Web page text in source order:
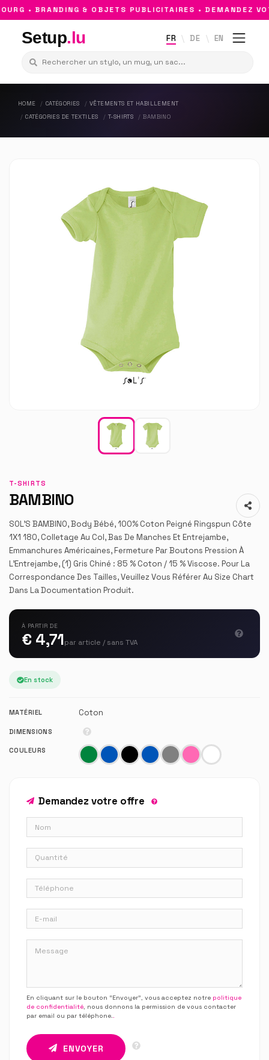
• BRANDING & OBJETS PUBLICITAIRES • DEMANDEZ
Setup.lu FR DE EN
HOME CATÉGORIES
VÊTEMENTS ET HABILLEMENT
CATÉGORIES DE TEXTILES
T-SHIRTS BAMBINO
T-SHIRTS
BAMBINO
SOL'S BAMBINO, Body Bébé, 100% Coton Peigné Ringspun Côte
1X1 180, Colletage Au Col, Bas De Manches Et Entrejambe,
Emmanchures Américaines, Fermeture Par Boutons Pression À
L’Entrejambe, (1) Gris Chiné : 85 % Coton / 15 % Viscose. Pour La
Correspondance Des Tailles, Veuillez Vous Référer Au Size Chart
Dans La Documentation Produit.
À PARTIR DE
€ 4,71par article / sans TVA
En stock
MATÉRIEL Coton
DIMENSIONS
COULEURS
Demandez votre offre
En cliquant sur le bouton “Envoyer”, vous acceptez notre politique
de confidentialité, nous donnons la permission de vous contacter
par email ou par téléphone..
ENVOYER